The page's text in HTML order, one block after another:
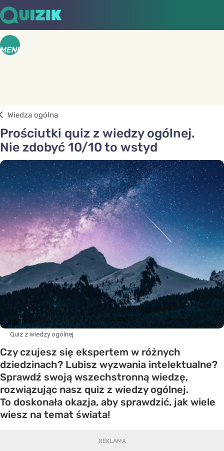
MENU
Wiedza ogólna
Prościutki quiz z wiedzy ogólnej.
Nie zdobyć 10/10 to wstyd
Quiz z wiedzy ogólnej
Czy czujesz się ekspertem w różnych
dziedzinach? Lubisz wyzwania intelektualne?
Sprawdź swoją wszechstronną wiedzę,
rozwiązując nasz quiz z wiedzy ogólnej.
To doskonała okazja, aby sprawdzić, jak wiele
wiesz na temat świata!